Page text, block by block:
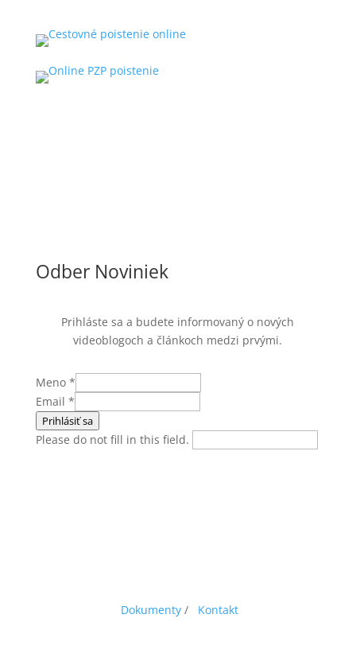
Odber Noviniek
Prihláste sa a budete informovaný o nových
videoblogoch a článkoch medzi prvými.
Meno *
Email *
Prihlásiť sa
Please do not fill in this field.
Dokumenty/ Kontakt